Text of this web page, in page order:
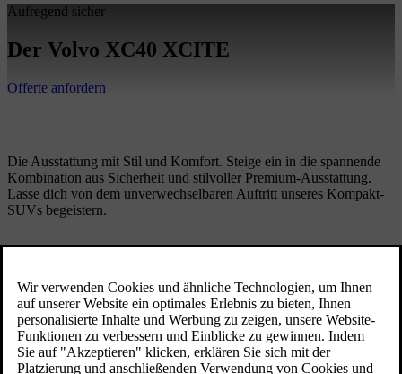
Aufregend sicher
Der Volvo XC40 XCITE
Offerte anfordern
Die Ausstattung mit Stil und Komfort. Steige ein in die spannende
Kombination aus Sicherheit und stilvoller Premium-Ausstattung.
Lasse dich von dem unverwechselbaren Auftritt unseres Kompakt-
SUVs begeistern.